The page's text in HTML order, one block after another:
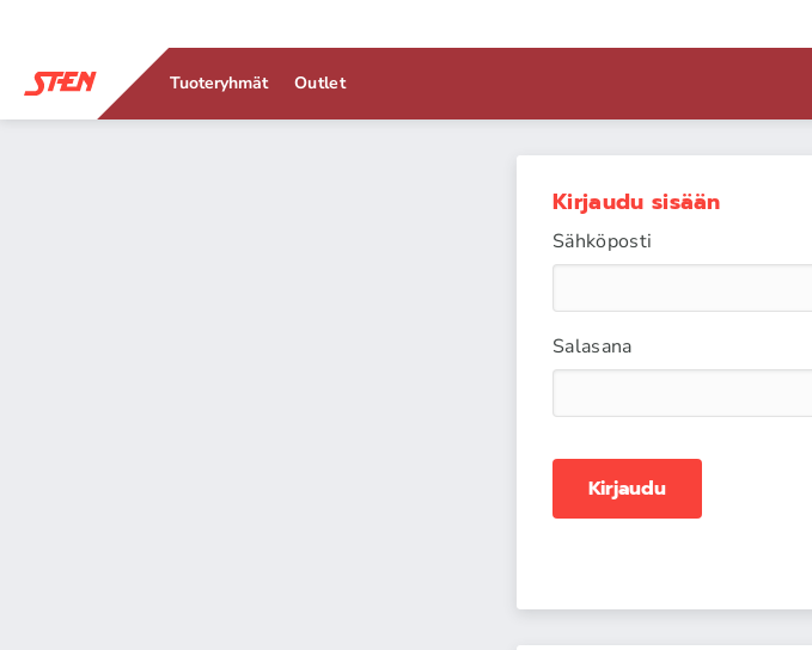
Tuoteryhmät Outlet
Kirjaudu sisään
Sähköposti
Salasana
Kirjaudu